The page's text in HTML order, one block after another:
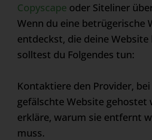
Copyscape oder Siteliner
Wenn du eine betrügerische
entdeckst, die deine
solltest du Folgendes tun:
Kontaktiere den Provider,
gefälschte Website gehostet
erkläre, warum sie entfernt
muss.